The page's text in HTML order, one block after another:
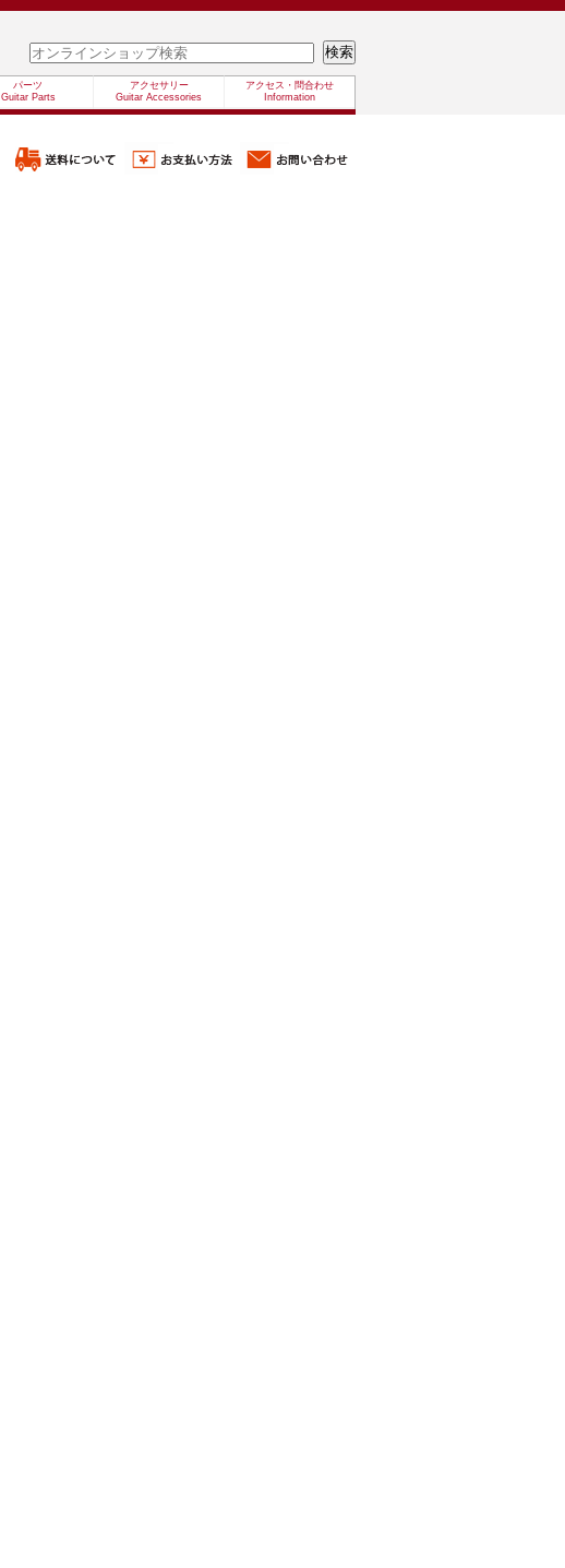
パーツ
Guitar Parts
アクセサリー
Guitar Accessories
アクセス・問合わせ
Information